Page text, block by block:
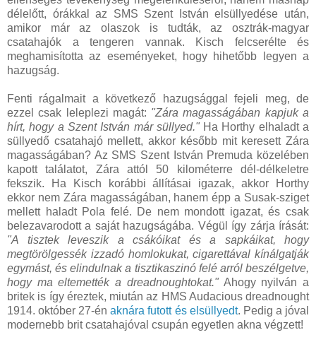
délelőtt, órákkal az SMS Szent István elsüllyedése után,
amikor már az olaszok is tudták, az osztrák-magyar
csatahajók a tengeren vannak. Kisch felcserélte és
meghamisította az eseményeket, hogy hihetőbb legyen a
hazugság.
Fenti rágalmait a következő hazugsággal fejeli meg, de
ezzel csak leleplezi magát: "Zára magasságában kapjuk a
hírt, hogy a Szent István már süllyed."Ha Horthy elhaladt a
süllyedő csatahajó mellett, akkor később mit keresett Zára
magasságában? Az SMS Szent István Premuda közelében
kapott találatot, Zára attól 50 kilométerre dél-délkeletre
fekszik. Ha Kisch korábbi állításai igazak, akkor Horthy
ekkor nem Zára magasságában, hanem épp a Susak-sziget
mellett haladt Pola felé. De nem mondott igazat, és csak
belezavarodott a saját hazugságába. Végül így zárja írását:
"A tisztek leveszik a csákóikat és a sapkáikat, hogy
megtörölgessék izzadó homlokukat, cigarettával kínálgatják
egymást, és elindulnak a tisztikaszinó felé arról beszélgetve,
hogy ma eltemették a dreadnoughtokat."Ahogy nyilván a
britek is így éreztek, miután az HMS Audacious dreadnought
1914. október 27-énaknára futott és elsüllyedt. Pedig a jóval
modernebb brit csatahajóval csupán egyetlen akna végzett!